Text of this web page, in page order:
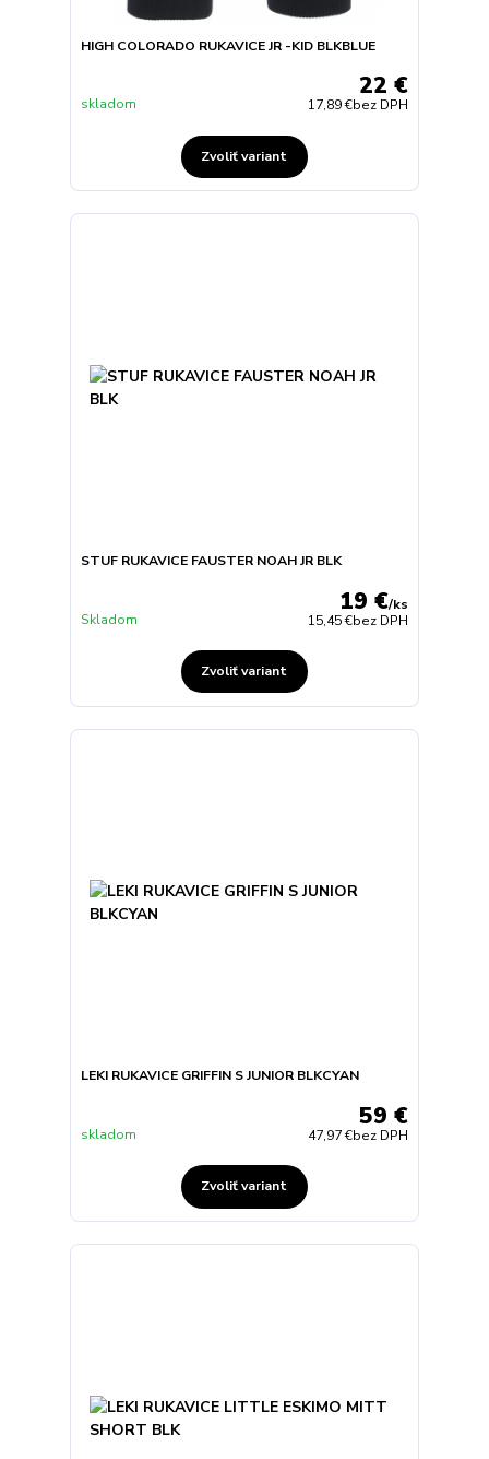
HIGH COLORADO RUKAVICE JR -KID BLKBLUE
22 €
17,89 €bez DPH
skladom
Zvoliť variant
STUF RUKAVICE FAUSTER NOAH JR BLK
19 €/ks
15,45 €bez DPH
Skladom
Zvoliť variant
LEKI RUKAVICE GRIFFIN S JUNIOR BLKCYAN
59 €
47,97 €bez DPH
skladom
Zvoliť variant